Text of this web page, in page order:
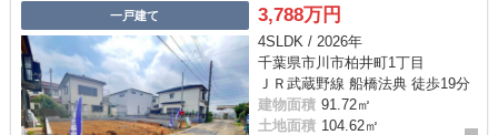
一戸建て 3,788万円
4SLDK / 2026年
千葉県市川市柏井町1丁目
ＪＲ武蔵野線 船橋法典 徒歩19分
建物面積 91.72㎡
土地面積 104.62㎡